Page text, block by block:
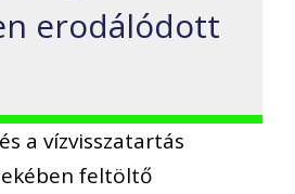
erodálódott
a vízvisszatartás
feltöltő